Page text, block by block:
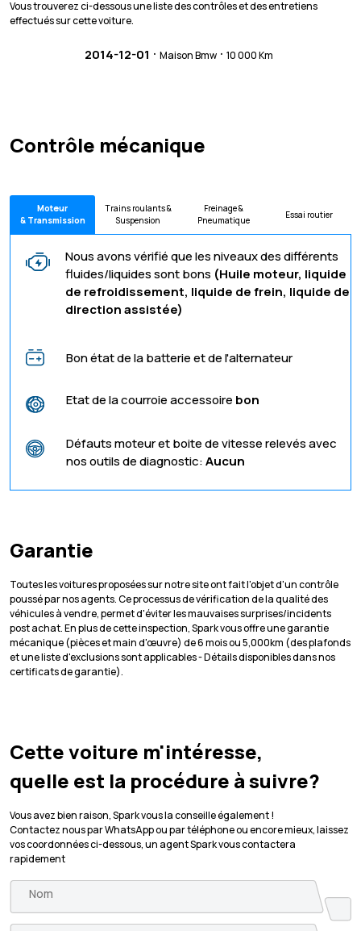
Vous trouverez ci-dessous une liste des contrôles et des entretiens
effectués sur cette voiture.
2014-12-01 · Maison Bmw · 10 000 Km
Contrôle mécanique
Moteur
& Transmission
Trains roulants &
Suspension
Freinage &
Pneumatique
Essai routier
Nous avons vérifié que les niveaux des différents
fluides/liquides sont bons (Huile moteur, liquide
de refroidissement, liquide de frein, liquide de
direction assistée)
Bon état de la batterie et de l'alternateur
Etat de la courroie accessoire bon
Défauts moteur et boite de vitesse relevés avec
nos outils de diagnostic:Aucun
Garantie
Toutes les voitures proposées sur notre site ont fait l'objet d'un contrôle
poussé par nos agents. Ce processus de vérification de la qualité des
véhicules à vendre, permet d'éviter les mauvaises surprises/incidents
post achat. En plus de cette inspection, Spark vous offre une garantie
mécanique (pièces et main d'œuvre) de 6 mois ou 5,000km (des plafonds
et une liste d'exclusions sont applicables - Détails disponibles dans nos
certificats de garantie).
Cette voiture m'intéresse,
quelle est la procédure à suivre?
Vous avez bien raison, Spark vous la conseille également !
Contactez nous par WhatsApp ou par téléphone ou encore mieux, laissez
vos coordonnées ci-dessous, un agent Spark vous contactera
rapidement